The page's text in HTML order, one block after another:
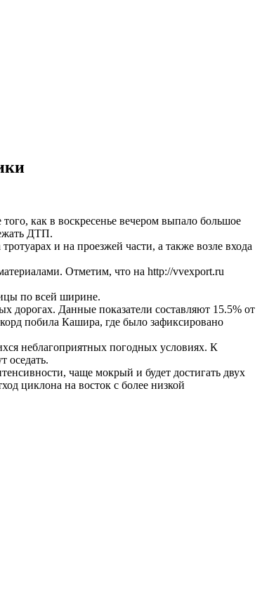
как в воскресенье вечером выпало большое
ДТП.
и на проезжей части, а также возле входа
Отметим, что на http://vvexport.ru
по всей ширине.
дорогах. Данные показатели составляют 15.5% от
побила Кашира, где было зафиксировано
неблагоприятных погодных условиях. К
оседать.
чаще мокрый и будет достигать двух
циклона на восток с более низкой